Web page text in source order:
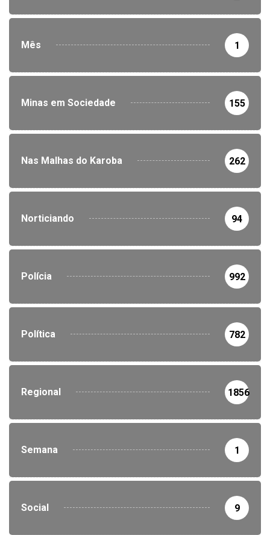
Mês 1
Minas em Sociedade 155
Nas Malhas do Karoba 262
Norticiando 94
Polícia 992
Política 782
Regional 1856
Semana 1
Social 9